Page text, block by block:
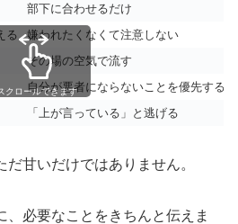
部下に合わせるだけ
る
嫌われたくなくて注意しない
その場の空気で流す
自分が悪者にならないことを優先する
「上が言っている」と逃げる
クロールできます
甘いだけではありません。
、必要なことをきちんと伝えま